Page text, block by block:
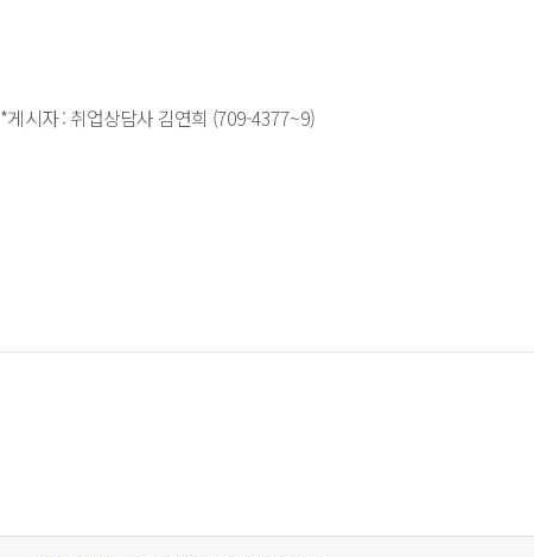
*게시자 : 취업상담사 김연희 (709-4377~9)